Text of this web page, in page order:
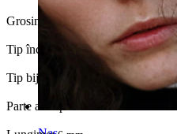
Grosimea firului:
Tip încuietoare:Formă de L
Tip bijuterie:
Parte a corpului: